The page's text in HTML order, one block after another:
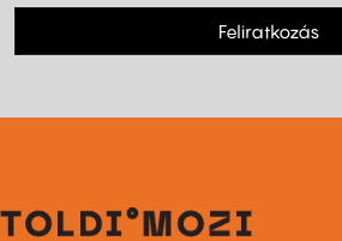
Feliratkozás